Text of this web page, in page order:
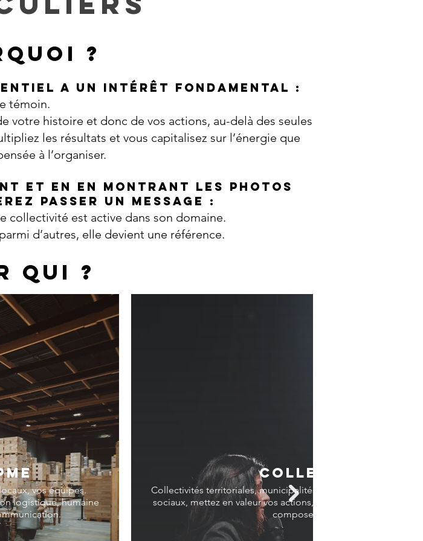
?
a un intérêt fondamental :
témoin.
votre histoire et donc de vos actions, au-delà des seules
les résultats et vous capitalisez sur l’énergie que
à l’organiser.
et en en montrant les photos
passer un message :
collectivité est active dans son domaine.
d’autres, elle devient une référence.
QUI ?
vos équipes.
logistique, humaine
COLLECTIVITÉS
Collectivités territoriales, municipalités, pour votre magazine,
sociaux, mettez en valeur vos actions, vos chantiers, les
composent votre territoire.